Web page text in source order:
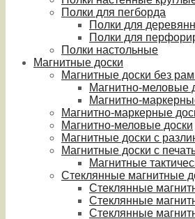
Полки для пегборда
Полки для
Полки для
Полки настольные
Магнитные доски
Магнитные доски без
Магнитно-меловые
Магнитно-
Магнитно-маркерные
Магнитно-меловые доски
Магнитные доски с
Магнитные доски с
Магнитные
Стеклянные магнитные
Стеклянные
Стеклянные
Стеклянные